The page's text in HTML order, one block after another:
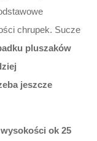
chrupek. Sucze
pluszaków
jeszcze
ok 25